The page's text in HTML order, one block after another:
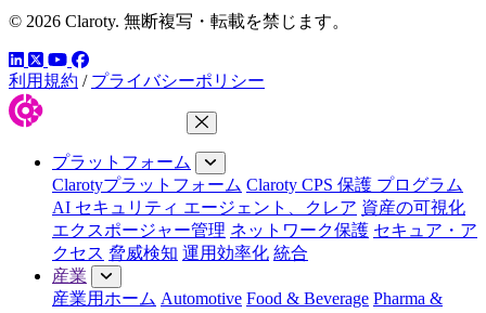
© 2026 Claroty. 無断複写・転載を禁じます。
LinkedIn
ツイッター
YouTube
Facebook
利用規約 / プライバシーポリシー
メニューを閉じる
プラットフォーム
Clarotyプラットフォーム Claroty CPS 保護 プログラム
AI セキュリティ エージェント、クレア 資産の可視化
エクスポージャー管理 ネットワーク保護 セキュア・ア
クセス 脅威検知 運用効率化 統合
産業
産業用ホーム Automotive Food & Beverage Pharma &